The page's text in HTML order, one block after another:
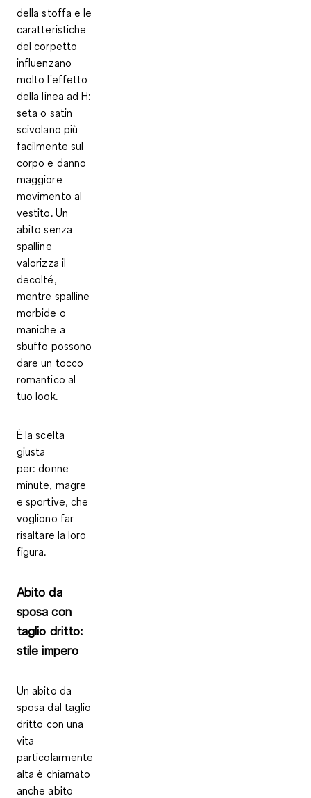
della stoffa e le
caratteristiche
del corpetto
influenzano
molto l'effetto
della linea ad H:
seta o satin
scivolano più
facilmente sul
corpo e danno
maggiore
movimento al
vestito. Un
abito senza
spalline
valorizza il
decolté,
mentre spalline
morbide o
maniche a
sbuffo possono
dare un tocco
romantico al
tuo look.
È la scelta
giusta
per: donne
minute, magre
e sportive, che
vogliono far
risaltare la loro
figura.
Abito da
sposa con
taglio dritto:
stile impero
Un abito da
sposa dal taglio
dritto con una
vita
particolarmente
alta è chiamato
ancheabito